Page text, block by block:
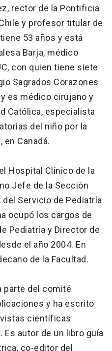
rector de la Pontificia
y profesor titular de
53 años y está
Barja, médico
con quien tiene siete
Sagrados Corazones
es médico cirujano y
Católica, especialista
del niño por la
en Canadá.
Hospital Clínico de la
Jefe de la Sección
Servicio de Pediatría.
ocupó los cargos de
Pediatría y Director de
el año 2004. En
de la Facultad.
parte del comité
y ha escrito
científicas
autor de un libro guía
co-editor del